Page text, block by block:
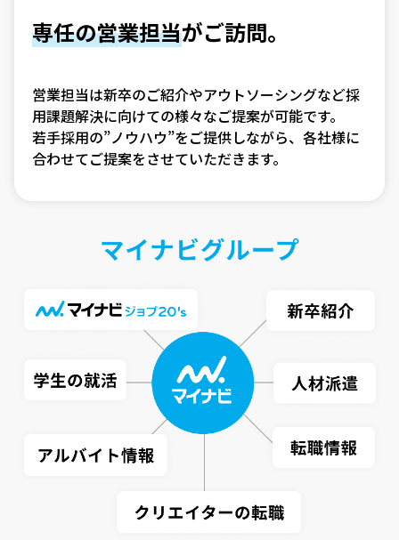
専任の営業担当がご訪問。
営業担当は新卒のご紹介やアウトソーシングなど採
用課題解決に向けての様々なご提案が可能です。
若手採用の”ノウハウ”をご提供しながら、各社様に
合わせてご提案をさせていただきます。